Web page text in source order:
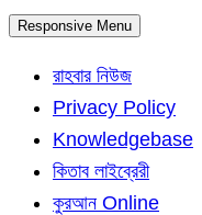
Responsive Menu
রাহবার নিউজ
Privacy Policy
Knowledgebase
কিতাব লাইব্রেরী
কুরআন Online